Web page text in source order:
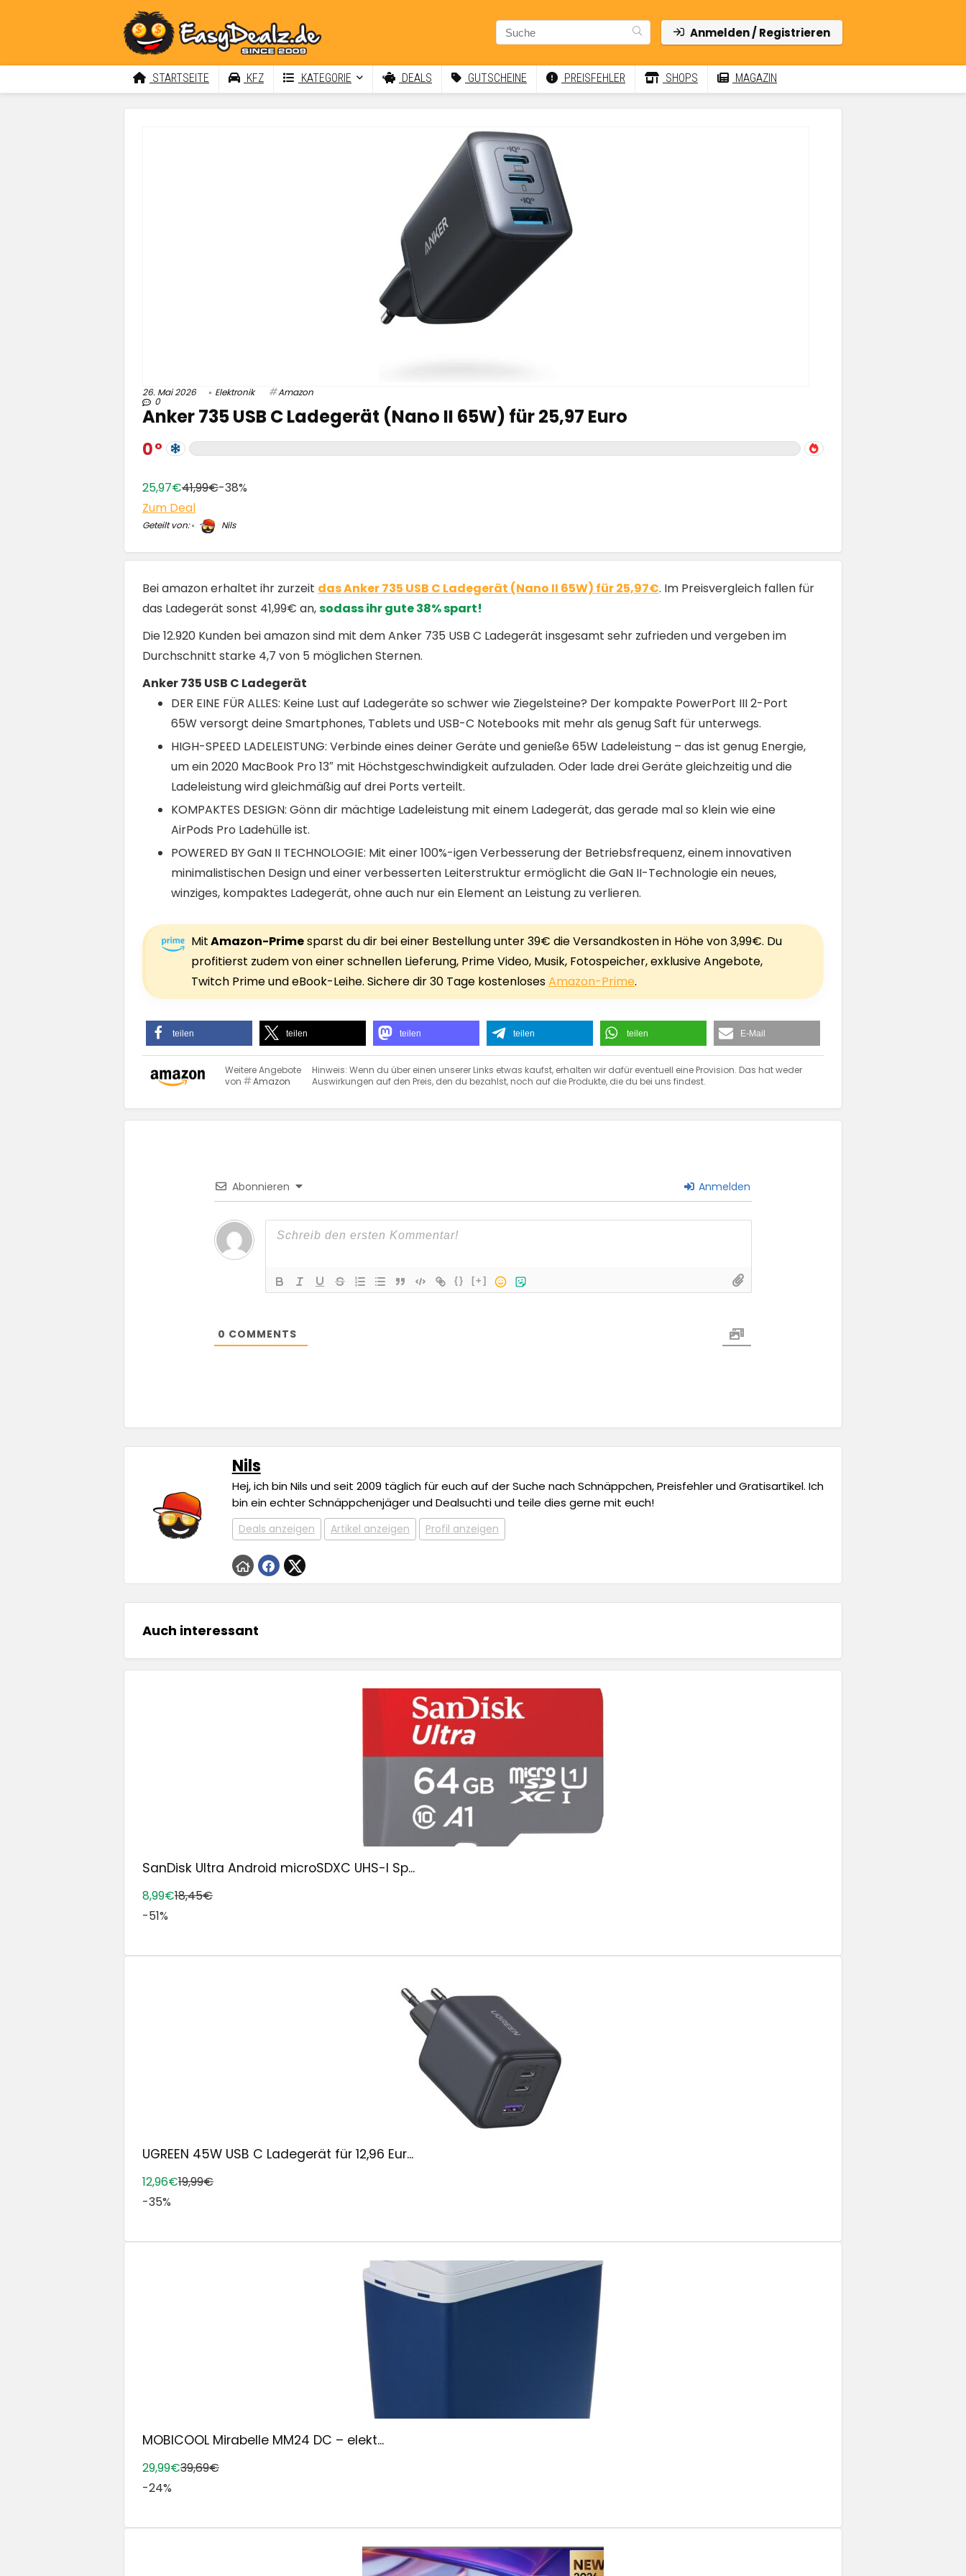
Anmelden / Registrieren
STARTSEITE KFZ KATEGORIE DEALS GUTSCHEINE PREISFEHLER SHOPS MAGAZIN
26. Mai 2026 Elektronik Amazon
0
Anker 735 USB C Ladegerät (Nano II 65W) für 25,97 Euro
0
25,97€41,99€-38%
Zum Deal
Geteilt von: Nils
Bei amazon erhaltet ihr zurzeit das Anker 735 USB C Ladegerät (Nano II 65W) für 25,97€. Im Preisvergleich fallen für
das Ladegerät sonst 41,99€ an,sodass ihr gute 38% spart!
Die 12.920 Kunden bei amazon sind mit dem Anker 735 USB C Ladegerät insgesamt sehr zufrieden und vergeben im
Durchschnitt starke 4,7 von 5 möglichen Sternen.
Anker 735 USB C Ladegerät
DER EINE FÜR ALLES: Keine Lust auf Ladegeräte so schwer wie Ziegelsteine? Der kompakte PowerPort III 2-Port
65W versorgt deine Smartphones, Tablets und USB-C Notebooks mit mehr als genug Saft für unterwegs.
HIGH-SPEED LADELEISTUNG: Verbinde eines deiner Geräte und genieße 65W Ladeleistung – das ist genug Energie,
um ein 2020 MacBook Pro 13″ mit Höchstgeschwindigkeit aufzuladen. Oder lade drei Geräte gleichzeitig und die
Ladeleistung wird gleichmäßig auf drei Ports verteilt.
KOMPAKTES DESIGN: Gönn dir mächtige Ladeleistung mit einem Ladegerät, das gerade mal so klein wie eine
AirPods Pro Ladehülle ist.
POWERED BY GaN II TECHNOLOGIE: Mit einer 100%-igen Verbesserung der Betriebsfrequenz, einem innovativen
minimalistischen Design und einer verbesserten Leiterstruktur ermöglicht die GaN II-Technologie ein neues,
winziges, kompaktes Ladegerät, ohne auch nur ein Element an Leistung zu verlieren.
MitAmazon-Primesparst du dir bei einer Bestellung unter 39€ die Versandkosten in Höhe von 3,99€. Du
profitierst zudem von einer schnellen Lieferung, Prime Video, Musik, Fotospeicher, exklusive Angebote,
Twitch Prime und eBook-Leihe. Sichere dir 30 Tage kostenlosesAmazon-Prime.
teilen teilen teilen teilen teilen E-Mail
Weitere Angebote
von
Amazon
Hinweis: Wenn du über einen unserer Links etwas kaufst, erhalten wir dafür eventuell eine Provision. Das hat weder
Auswirkungen auf den Preis, den du bezahlst, noch auf die Produkte, die du bei uns findest.
Abonnieren Anmelden
{} [+]
0 COMMENTS
Nils
Hej, ich bin Nils und seit 2009 täglich für euch auf der Suche nach Schnäppchen, Preisfehler und Gratisartikel. Ich
bin ein echter Schnäppchenjäger und Dealsuchti und teile dies gerne mit euch!
Deals anzeigen Artikel anzeigen Profil anzeigen
Auch interessant
SanDisk Ultra Android microSDXC UHS-I Sp...
8,99€18,45€
-51%
UGREEN 45W USB C Ladegerät für 12,96 Eur...
12,96€19,99€
-35%
MOBICOOL Mirabelle MM24 DC – elekt...
29,99€39,69€
-24%